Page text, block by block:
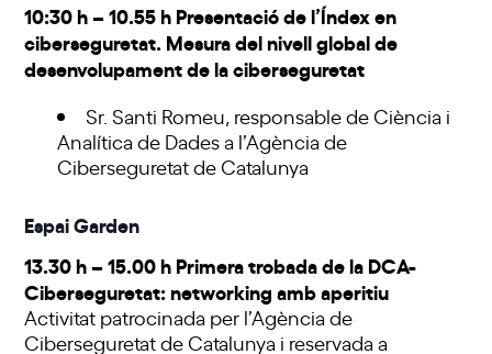
10:30 h – 10.55 h Presentació de l’Índex en
ciberseguretat. Mesura del nivell global de
desenvolupament de la ciberseguretat
Sr. Santi Romeu, responsable de Ciència i
Analítica de Dades a l’Agència de
Ciberseguretat de Catalunya
Espai Garden
13.30 h – 15.00 h Primera trobada de la DCA-
Ciberseguretat: networking amb aperitiu
Activitat patrocinada per l’Agència de
Ciberseguretat de Catalunya i reservada a